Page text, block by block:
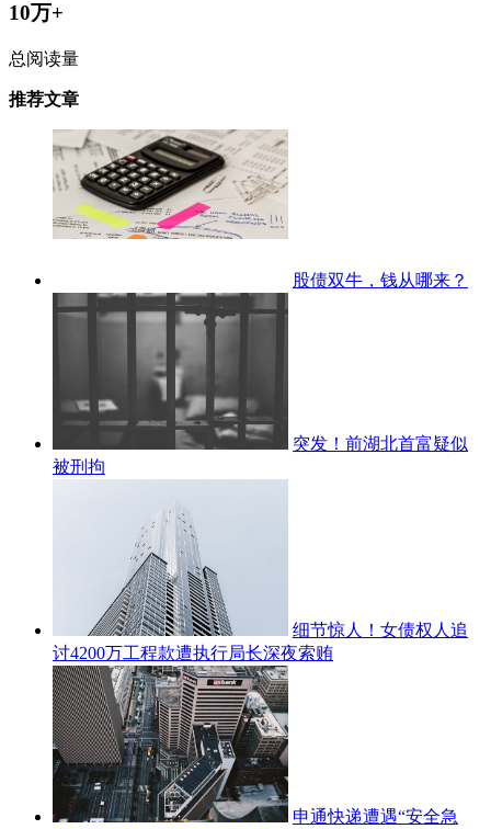
10万+
总阅读量
推荐文章
股债双牛，钱从哪来？
突发！前湖北首富疑似
被刑拘
细节惊人！女债权人追
讨4200万工程款遭执行局长深夜索贿
申通快递遭遇“安全急